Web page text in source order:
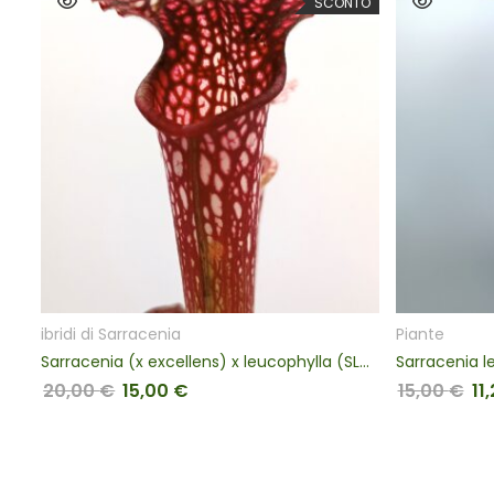
Sarracenia (x excellens) x leucophylla (SL61 AC) da seme, esemplari assortiti
era: 20,00 €.
attuale è: 15,00 €.
Piante
Sarracenia
15,00 Il prezzo originale era: 15,00 €.
Il prezzo attuale è: 11,25 €.